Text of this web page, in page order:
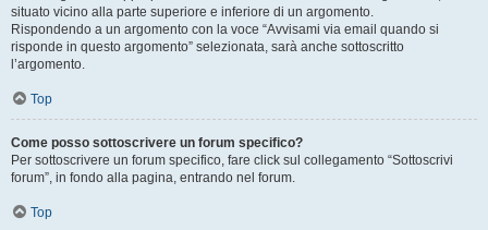
situato vicino alla parte superiore e inferiore di un argomento.
Rispondendo a un argomento con la voce “Avvisami via email quando si
risponde in questo argomento” selezionata, sarà anche sottoscritto
l’argomento.
Top
Come posso sottoscrivere un forum specifico?
Per sottoscrivere un forum specifico, fare click sul collegamento “Sottoscrivi
forum”, in fondo alla pagina, entrando nel forum.
Top